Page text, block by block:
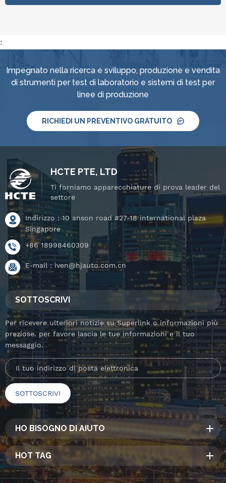
:
Impegnato nella ricerca e sviluppo, produzione e vendita
di strumenti per test di laboratorio e sistemi di test per
linee di produzione
RICHIEDI UN PREVENTIVO GRATUITO
HCTE PTE, LTD
Ti forniamo apparecchiature di prova leader del
settore
Indirizzo : 10 anson road #27-18 international plaza
Singapore
+86 18998460309
E-mail :iven@hjauto.com.cn
SOTTOSCRIVI
Per ricevere ulteriori notizie su Superlink o informazioni più
preziose. per favore lascia le tue informazioni e il tuo
messaggio.
HO BISOGNO DI AIUTO
HOT TAG